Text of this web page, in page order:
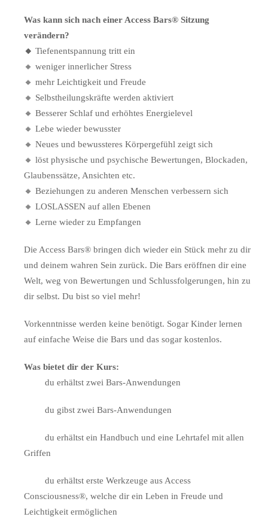
Was kann sich nach einer Access Bars® Sitzung
verändern?
🔸 Tiefenentspannung tritt ein
🔸 weniger innerlicher Stress
🔸 mehr Leichtigkeit und Freude
🔸 Selbstheilungskräfte werden aktiviert
🔸 Besserer Schlaf und erhöhtes Energielevel
🔸 Lebe wieder bewusster
🔸 Neues und bewussteres Körpergefühl zeigt sich
🔸 löst physische und psychische Bewertungen, Blockaden,
Glaubenssätze, Ansichten etc.
🔸 Beziehungen zu anderen Menschen verbessern sich
🔸 LOSLASSEN auf allen Ebenen
🔸 Lerne wieder zu Empfangen
Die Access Bars® bringen dich wieder ein Stück mehr zu dir
und deinem wahren Sein zurück. Die Bars eröffnen dir eine
Welt, weg von Bewertungen und Schlussfolgerungen, hin zu
dir selbst. Du bist so viel mehr!
Vorkenntnisse werden keine benötigt. Sogar Kinder lernen
auf einfache Weise die Bars und das sogar kostenlos.
Was bietet dir der Kurs:
du erhältst zwei Bars-Anwendungen
du gibst zwei Bars-Anwendungen
du erhältst ein Handbuch und eine Lehrtafel mit allen
Griffen
du erhältst erste Werkzeuge aus Access
Consciousness®, welche dir ein Leben in Freude und
Leichtigkeit ermöglichen